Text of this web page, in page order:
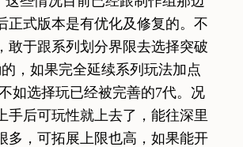
正式版本是有优化及修复的。不
敢于跟系列划分界限去选择突破
，如果完全延续系列玩法加点
如选择玩已经被完善的7代。况
手后可玩性就上去了，能往深里
多，可拓展上限也高，如果能开